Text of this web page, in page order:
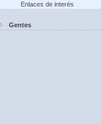
Enlaces de interés
Gentes